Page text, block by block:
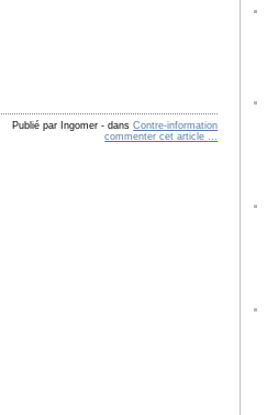
Publié par Ingomer - dansContre-information
commenter cet article